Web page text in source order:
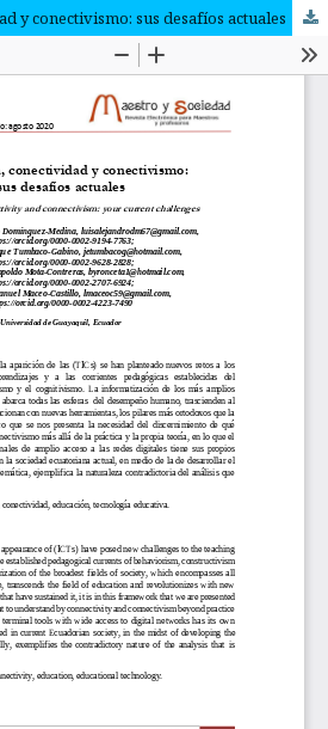
y conectivismo: sus desafíos actuales